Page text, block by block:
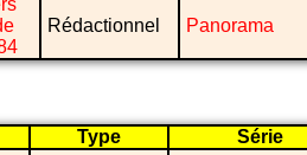
Rédactionnel Panorama
Type Série